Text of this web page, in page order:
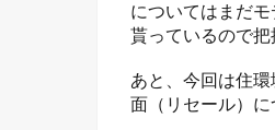
についてはまだ
貰っているので把
あと、今回は住
面（リセール）に